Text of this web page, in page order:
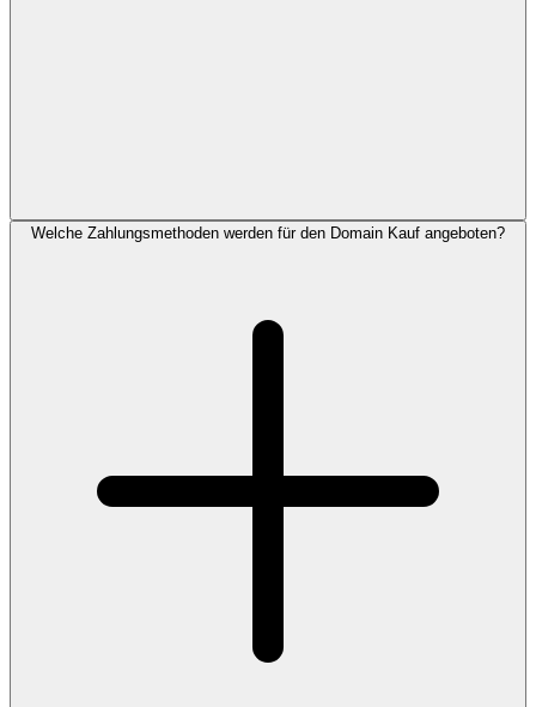
Welche Zahlungsmethoden werden für den Domain Kauf angeboten?